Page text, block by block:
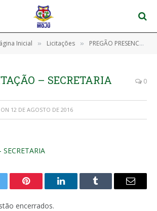
Inicial » Licitações » PREGÃO PRESENCIAL Nº 010/2016
– SECRETARIA 0
ON 12 DE AGOSTO DE 2016
Pinterest LinkedInTumblr
E-
encerrados.